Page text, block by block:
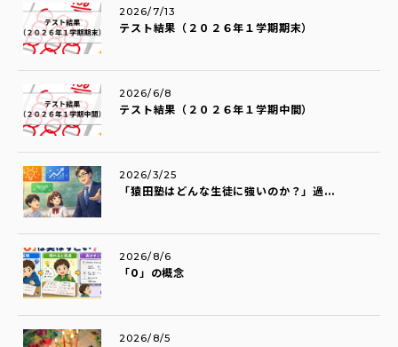
テスト結果（２０２６年１学期期末）
2026/7/13
テスト結果（２０２６年１学期中間）
2026/6/8
「猿田塾はどんな生徒に強いのか？」過...
2026/3/25
「0」の概念
2026/8/6
2026/8/5